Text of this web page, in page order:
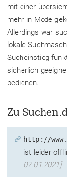
mit einer
mehr in Mode
Allerdings war
lokale
Sucheinstieg
sicherlich
bedienen.
Zu
http://
ist leider
07.01.2021]